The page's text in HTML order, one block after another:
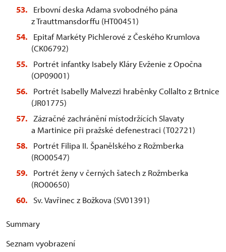
Erbovní deska Adama svobodného pána
z Trauttmansdorffu (HT00451)
Epitaf Markéty Pichlerové z Českého Krumlova
(CK06792)
Portrét infantky Isabely Kláry Evženie z Opočna
(OP09001)
Portrét Isabelly Malvezzi hraběnky Collalto z Brtnice
(JR01775)
Zázračné zachránění místodržících Slavaty
a Martinice při pražské defenestraci (T02721)
Portrét Filipa II. Španělského z Rožmberka
(RO00547)
Portrét ženy v černých šatech z Rožmberka
(RO00650)
Sv. Vavřinec z Božkova (SV01391)
Summary
Seznam vyobrazení